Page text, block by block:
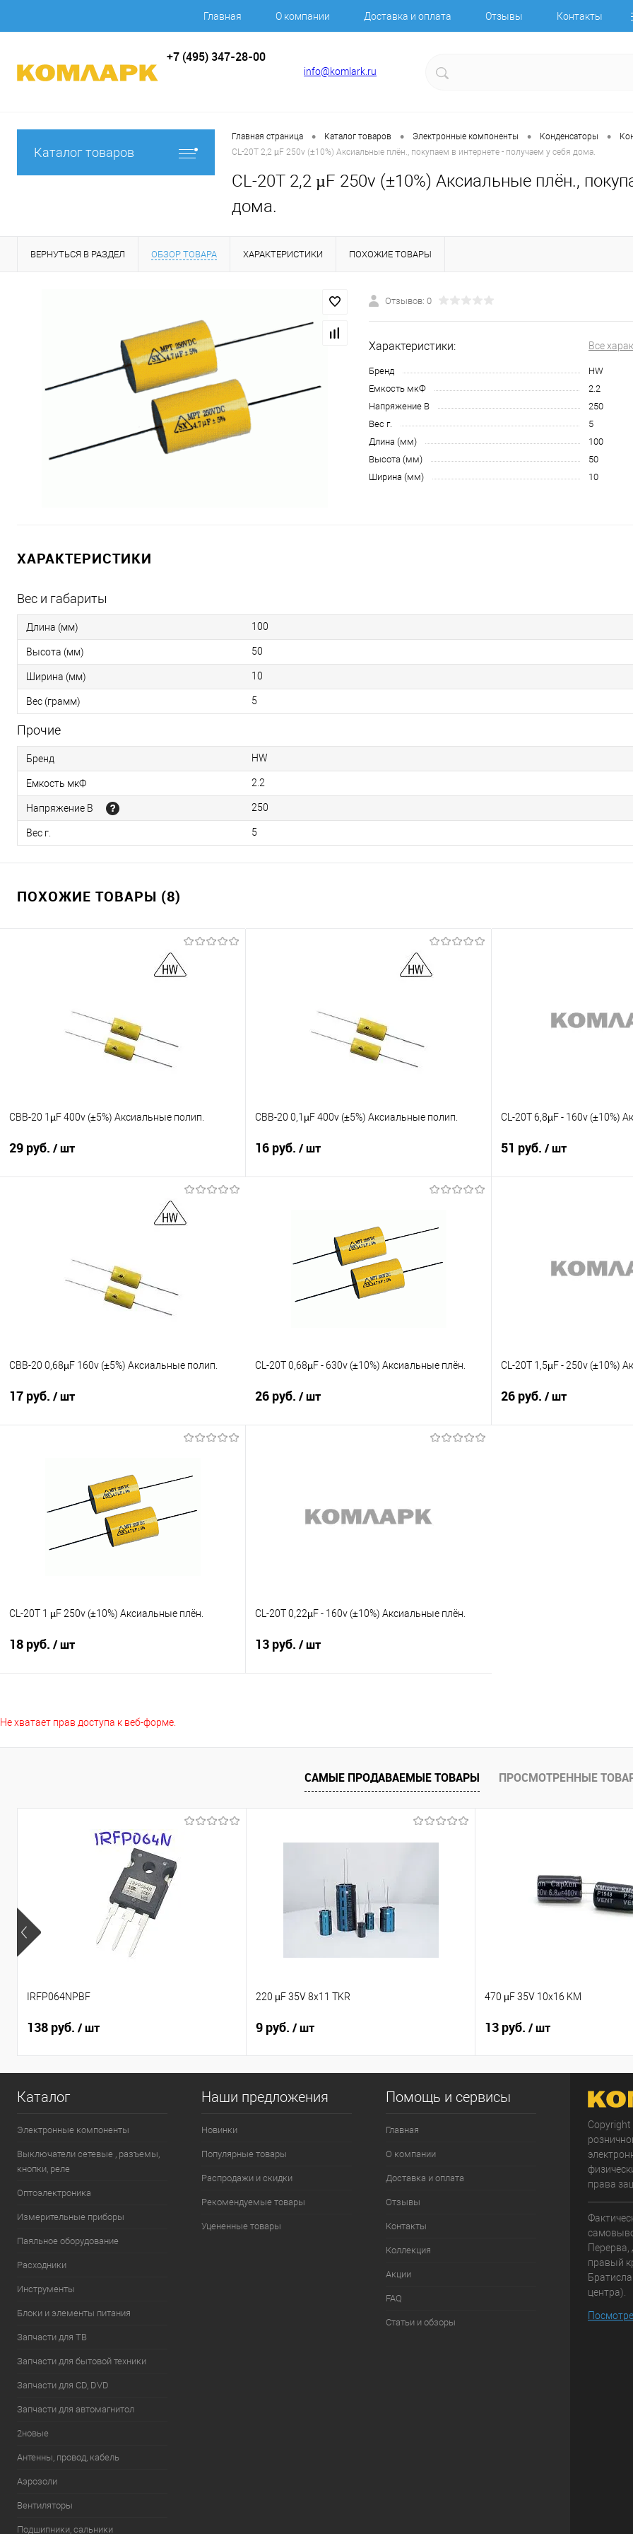
Главная О компании Доставка и оплата Отзывы Контакты
+7 (495) 347-28-00
info@komlark.ru
Каталог товаров
Главная страница • Каталог товаров • Электронные компоненты • Конденсаторы •
CL-20T 2,2 µF 250v (±10%) Аксиальные плён., покупаем в интернете - получаем у себя дома.
CL-20T 2,2 µF 250v (±10%) Аксиальные плён.,
дома.
ВЕРНУТЬСЯ В РАЗДЕЛ ОБЗОР ТОВАРА ХАРАКТЕРИСТИКИ ПОХОЖИЕ ТОВАРЫ
Отзывов: 0
Характеристики: Все
Бренд
HW
Емкость мкФ
2.2
Напряжение В
250
Вес г.
5
Длина (мм)
100
Высота (мм)
50
Ширина (мм)
10
ХАРАКТЕРИСТИКИ
Вес и габариты
Длина (мм) 100
Высота (мм) 50
Ширина (мм) 10
Вес (грамм) 5
Прочие
Бренд HW
Емкость мкФ 2.2
Напряжение В 250
Вес г. 5
ПОХОЖИЕ ТОВАРЫ (8)
CBB-20 1µF 400v (±5%) Aксиальные полип.
29 руб. / шт
Подписаться
CBB-20 0,1µF 400v (±5%) Aксиальные полип.
16 руб. / шт
В избранное
Недоступно
CL-20Т 6,8µF - 160v (±10%)
51 руб. / шт
В избранное
CBB-20 0,68µF 160v (±5%) Aксиальные полип.
17 руб. / шт
В избранное
Недоступно
CL-20Т 0,68µF - 630v (±10%) Aксиальные плён.
26 руб. / шт
В избранное
Недоступно
CL-20Т 1,5µF - 250v (±10%)
26 руб. / шт
CL-20T 1 µF 250v (±10%) Аксиальные плён.
18 руб. / шт
CL-20Т 0,22µF - 160v (±10%) Aксиальные плён.
13 руб. / шт
Не хватает прав доступа к веб-форме.
САМЫЕ ПРОДАВАЕМЫЕ ТОВАРЫ ПРОСМОТРЕННЫЕ
IRFP064NPBF
138 руб. / шт
220 µF 35V 8x11 TKR
9 руб. / шт
470 µF 35V 10x16 KM
13 руб. / шт
Каталог
Электронные компоненты
Выключатели сетевые , разъемы,
кнопки, реле
Оптоэлектроника
Измерительные приборы
Паяльное оборудование
Расходники
Инструменты
Блоки и элементы питания
Запчасти для ТВ
Запчасти для бытовой техники
Запчасти для CD, DVD
Запчасти для автомагнитол
2новые
Антенны, провод, кабель
Аэрозоли
Вентиляторы
Подшипники, сальники
Наши предложения
Новинки
Популярные товары
Распродажи и скидки
Рекомендуемые товары
Уцененные товары
Помощь и сервисы
Главная
О компании
Доставка и оплата
Отзывы
Контакты
Коллекция
Акции
FAQ
Статьи и обзоры
права
Перерва,
правый
центра).